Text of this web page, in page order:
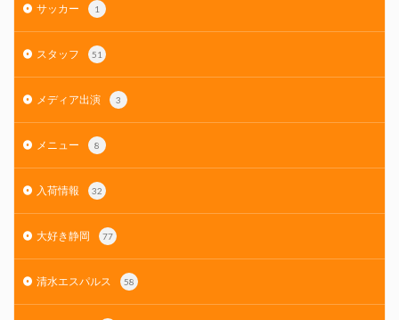
サッカー 1
スタッフ 51
メディア出演 3
メニュー 8
入荷情報 32
大好き静岡 77
清水エスパルス 58